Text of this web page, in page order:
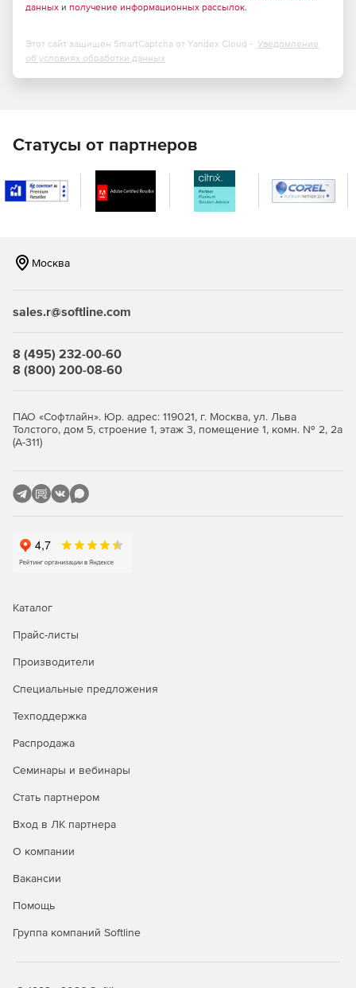
данных и получение информационных рассылок.
Этот сайт защищен SmartCaptcha от Yandex Cloud - Уведомление
об условиях обработки данных
Статусы от партнеров
Москва
sales.r@softline.com
8 (495) 232-00-60
8 (800) 200-08-60
ПАО «Софтлайн». Юр. адрес: 119021, г. Москва, ул. Льва
Толстого, дом 5, строение 1, этаж 3, помещение 1, комн. № 2, 2а
(А-311)
Каталог
Прайс-листы
Производители
Специальные предложения
Техподдержка
Распродажа
Семинары и вебинары
Стать партнером
Вход в ЛК партнера
О компании
Вакансии
Помощь
Группа компаний Softline